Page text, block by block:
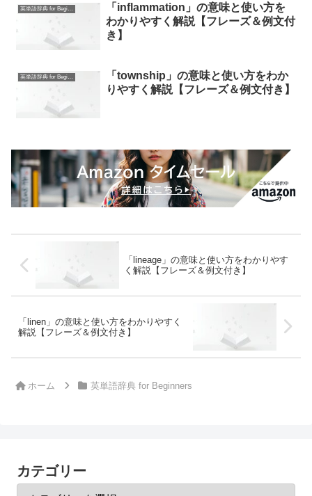
英単語辞典 for Beginners
「inflammation」の意味と使い方を
わかりやすく解説【フレーズ＆例文付
き】
英単語辞典 for Beginners
「township」の意味と使い方をわか
りやすく解説【フレーズ＆例文付き】
「lineage」の意味と使い方をわかりやす
く解説【フレーズ＆例文付き】
「linen」の意味と使い方をわかりやすく
解説【フレーズ＆例文付き】
ホーム 英単語辞典 for Beginners
カテゴリー